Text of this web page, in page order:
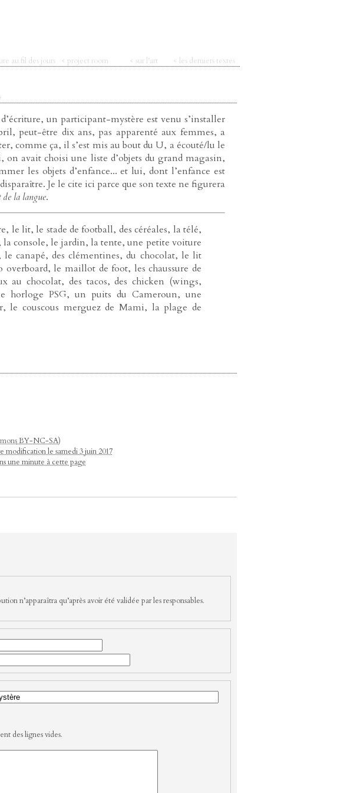
au fil des jours < project room < sur l’art < les derniers textes
d’écriture, un participant-mystère est venu s’installer
peut-être dix ans, pas apparenté aux femmes, a
comme ça, il s’est mis au bout du U, a écouté/lu le
on avait choisi une liste d’objets du grand magasin,
les objets d’enfance... et lui, dont l’enfance est
Je le cite ici parce que son texte ne figurera
la langue.
le lit, le stade de football, des céréales, la télé,
console, le jardin, la tente, une petite voiture
canapé, des clémentines, du chocolat, le lit
le maillot de foot, les chaussure de
au chocolat, des tacos, des chicken (wings,
horloge PSG, un puits du Cameroun, une
le couscous merguez de Mami, la plage de
BY-NC-SA)
modification le samedi 3 juin 2017
une minute à cette page
n’apparaîtra qu’après avoir été validée par les responsables.
des lignes vides.